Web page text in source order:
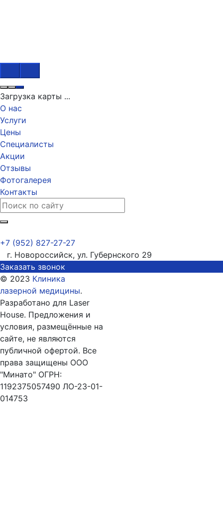
Загрузка карты ...
О нас
Услуги
Цены
Специалисты
Акции
Отзывы
Фотогалерея
Контакты
+7 (952) 827-27-27
г. Новороссийск, ул. Губернского 29
Заказать звонок
© 2023 Клиника
лазерной медицины.
Разработано для Laser
House. Предложения и
условия, размещённые на
сайте, не являются
публичной офертой. Все
права защищены ООО
"Минато" ОГРН:
1192375057490 ЛО-23-01-
014753